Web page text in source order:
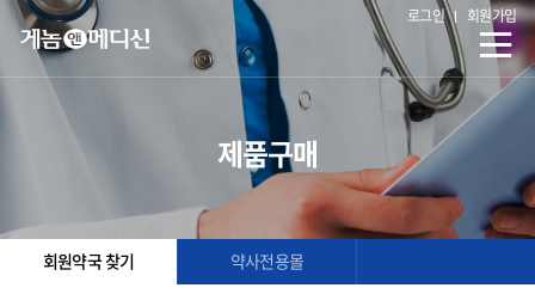
로그인 회원가입
제품구매
회원약국 찾기 약사전용몰